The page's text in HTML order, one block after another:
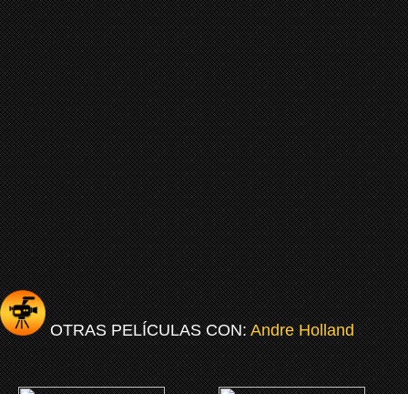
OTRAS PELÍCULAS CON:Andre Holland